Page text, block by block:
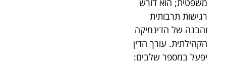
משפטית; הוא דורש
רגישות תרבותית
והבנה של הדינמיקה
הקהילתית. עורך הדין
יפעל במספר שלבים: